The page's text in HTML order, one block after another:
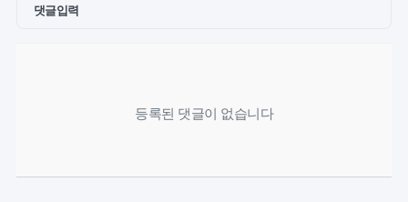
댓글입력
등록된 댓글이 없습니다